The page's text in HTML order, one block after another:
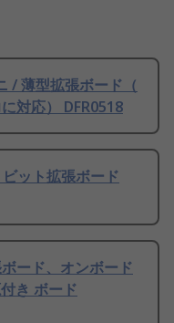
/ 薄型拡張ボード（
対応） DFR0518
ット拡張ボード
ード、オンボード
き ボード